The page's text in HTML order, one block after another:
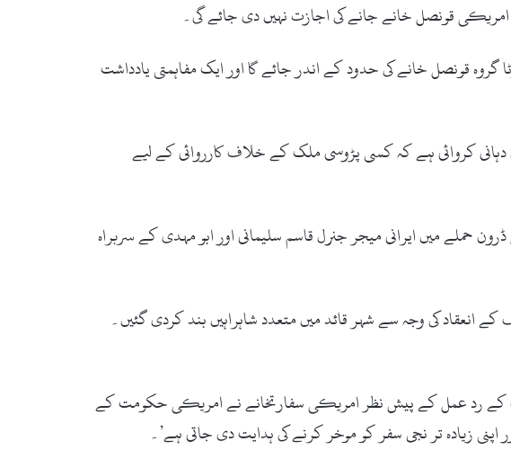
امریکی قونصل خانے جانے کی اجازت نہیں دی جائے گی۔
قونصل خانے کی حدود کے اندر جائے گا اور ایک مفاہمتی یادداشت
کروائی ہے کہ کسی پڑوسی ملک کے خلاف کارروائی کے لیے
حملے میں ایرانی میجر جنرل قاسم سلیمانی اور ابو مہدی کے سربراہ
انعقاد کی وجہ سے شہر قائد میں متعدد شاہراہیں بند کردی گئیں۔
کے رد عمل کے پیش نظر امریکی سفارتخانے نے امریکی حکومت کے
زیادہ تر نجی سفر کو موخر کرنے کی ہدایت دی جاتی ہے’۔